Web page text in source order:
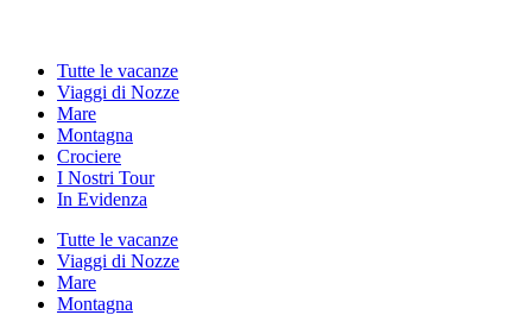
Tutte le vacanze
Viaggi di Nozze
Mare
Montagna
Crociere
I Nostri Tour
In Evidenza
Tutte le vacanze
Viaggi di Nozze
Mare
Montagna